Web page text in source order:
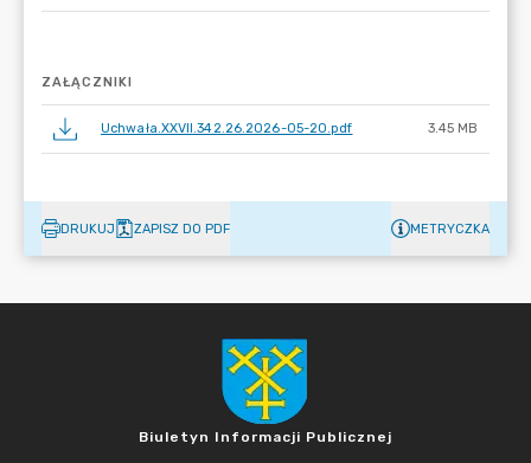
ZAŁĄCZNIKI
Uchwała.XXVII.342.26.2026-05-20.pdf 3.45 MB
DRUKUJ ZAPISZ DO PDF METRYCZKA
Biuletyn Informacji Publicznej